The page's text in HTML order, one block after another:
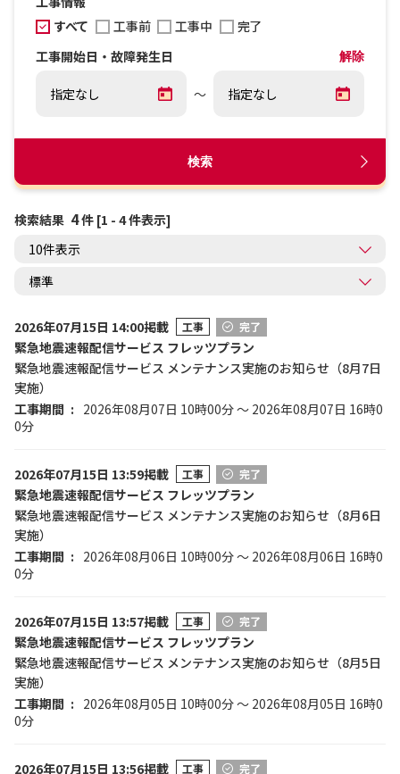
すべて
工事前 工事中
完了
工事開始日・故障発生日
解除
～
検索
検索結果 4件 [1 - 4 件表示]
2026年07月15日 14:00掲載 工事 完了
緊急地震速報配信サービス フレッツプラン
緊急地震速報配信サービス メンテナンス実施のお知らせ（8月7日
実施）
工事期間
2026年08月07日 10時00分 ～ 2026年08月07日 16時0
0分
2026年07月15日 13:59掲載 工事 完了
緊急地震速報配信サービス フレッツプラン
緊急地震速報配信サービス メンテナンス実施のお知らせ（8月6日
実施）
工事期間
2026年08月06日 10時00分 ～ 2026年08月06日 16時0
0分
2026年07月15日 13:57掲載 工事 完了
緊急地震速報配信サービス フレッツプラン
緊急地震速報配信サービス メンテナンス実施のお知らせ（8月5日
実施）
工事期間
2026年08月05日 10時00分 ～ 2026年08月05日 16時0
0分
2026年07月15日 13:56掲載 工事 完了